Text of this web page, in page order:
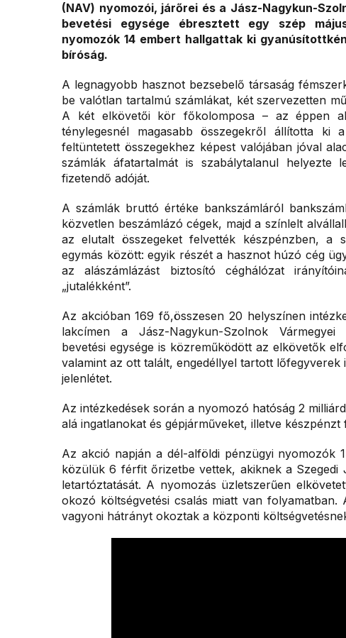
(NAV) nyomozói, járőrei és a Jász-Nagykun-
bevetési egysége ébresztett egy szép
nyomozók 14 embert hallgattak ki
bíróság.
A legnagyobb hasznot bezsebelő társaság
be valótlan tartalmú számlákat, két szervezetten
A két elkövetői kör főkolomposa – az éppen
ténylegesnél magasabb összegekről állította ki
feltüntetett összegekhez képest valójában jóval
számlák áfatartalmát is szabálytalanul helyezte
fizetendő adóját.
A számlák bruttó értéke bankszámláról
közvetlen beszámlázó cégek, majd a színlelt
az elutalt összegeket felvették készpénzben, a
egymás között: egyik részét a hasznot húzó cég
az alászámlázást biztosító céghálózat
„jutalékként”.
Az akcióban 169 fő,összesen 20 helyszínen
lakcímen a Jász-Nagykun-Szolnok Vármegyei
bevetési egysége is közreműködött az elkövetők
valamint az ott talált, engedéllyel tartott
jelenlétet.
Az intézkedések során a nyomozó hatóság 2
alá ingatlanokat és gépjárműveket, illetve készpénzt
Az akció napján a dél-alföldi pénzügyi nyomozók
közülük 6 férfit őrizetbe vettek, akiknek a Szegedi
letartóztatását. A nyomozás üzletszerűen
okozó költségvetési csalás miatt van
vagyoni hátrányt okoztak a központi